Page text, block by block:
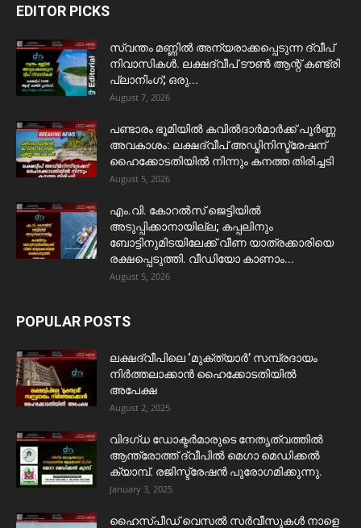
EDITOR PICKS
സ്വന്തം മണ്ണിൽ അന്യരാക്കപ്പെടുന്ന ദ്വീപ്
നിവാസികൾ. ലക്ഷദ്വീപ് ടൗൺ ആന്റ് കണ്ട്രി
പ്ലാനിംഗ്; ഒരു...
August 7, 2026
പണ്ടാരം ഭൂമിയിൽ കവിൽദാർമാർക്ക് പൂർണ്ണ
അവകാശം: ലക്ഷദ്വീപ് അഡ്മിനിസ്ട്രേഷന്
ഹൈക്കോടതിയിൽ നിന്നും കനത്ത തിരിച്ചടി
August 5, 2026
​എം.വി. കോറൽസ് ജെട്ടിയിൽ
അടുപ്പിക്കാനായില്ല; കപ്പലിനും
ബോട്ടിനുമിടയിലേക്ക് വീണ യാത്രക്കാരിയെ
രക്ഷപ്പെടുത്തി. വീഡിയോ കാണാം...
August 5, 2026
POPULAR POSTS
ലക്ഷദ്വീപിലെ ‘മുക്ത്യാർ’ സമ്പ്രദായം
നിർത്തലാക്കാൻ ഹൈക്കോടതിയിൽ
അപേക്ഷ
August 2, 2025
വിദഗ്ധ ഡോക്ടർമാരുടെ നേതൃത്വത്തിൽ
ആന്ത്രോത്ത് ദ്വീപിൽ മെഗാ മെഡിക്കൽ
ക്യാമ്പ്. രജിസ്ട്രേഷൻ പുരോഗമിക്കുന്നു.
January 3, 2025
ഹൈസ്പീഡ് വെസൽ സർവീസുകൾ നാളെ